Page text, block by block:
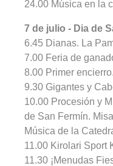
24.00 Música en la
7 de julio - Dia de
6.45 Dianas. La
7.00 Feria de
8.00 Primer
9.30 Gigantes y
10.00 Procesión y
de San Fermín.
Música de la
11.00 Kirolari Sport
11.30 ¡Menudas